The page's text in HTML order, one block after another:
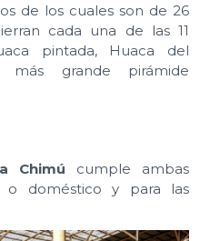
de los cuales son de 26
cada una de las 11
pintada, Huaca del
grande pirámide
Chimú cumple ambas
o doméstico y para las